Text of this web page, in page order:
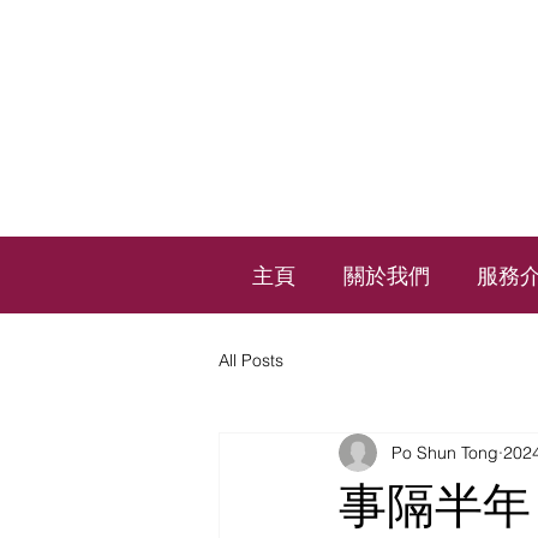
主頁 關於我們 服務
All Posts
事隔半
Po Shun Tong